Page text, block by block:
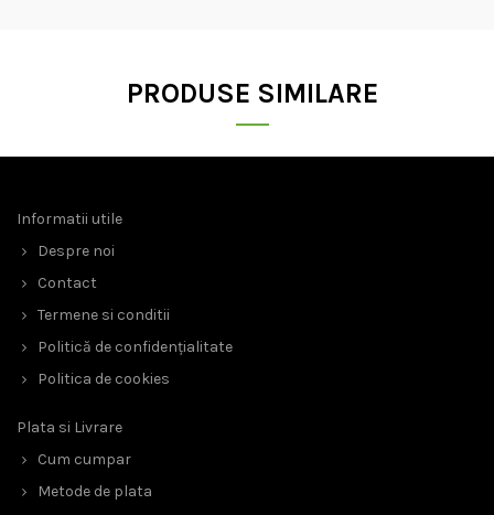
PRODUSE SIMILARE
Informatii utile
Despre noi
Contact
Termene si conditii
Politică de confidențialitate
Politica de cookies
Plata si Livrare
Cum cumpar
Metode de plata